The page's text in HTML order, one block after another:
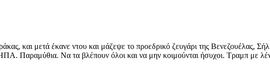
και μετά έκανε ντου και μάζεψε το προεδρικό ζευγάρι της Βενεζουέλας,
Παραμύθια. Να τα βλέπουν όλοι και να μην κοιμούνται ήσυχοι. Τραμπ με